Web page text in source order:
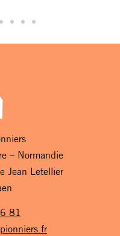
– Normandie
Jean Letellier
81